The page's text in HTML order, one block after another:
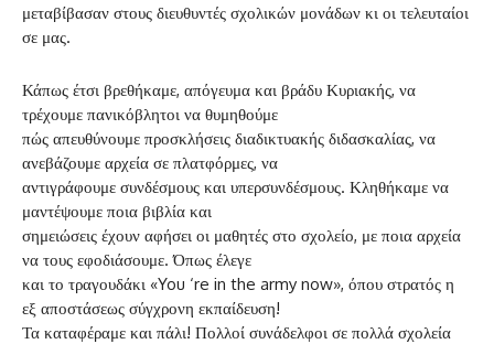
μεταβίβασαν στους διευθυντές σχολικών μονάδων κι οι τελευταίοι
σε μας.
Κάπως έτσι βρεθήκαμε, απόγευμα και βράδυ Κυριακής, να
τρέχουμε πανικόβλητοι να θυμηθούμε
πώς απευθύνουμε προσκλήσεις διαδικτυακής διδασκαλίας, να
ανεβάζουμε αρχεία σε πλατφόρμες, να
αντιγράφουμε συνδέσμους και υπερσυνδέσμους. Κληθήκαμε να
μαντέψουμε ποια βιβλία και
σημειώσεις έχουν αφήσει οι μαθητές στο σχολείο, με ποια αρχεία
να τους εφοδιάσουμε. Όπως έλεγε
και το τραγουδάκι «You ‘re in the army now», όπου στρατός η
εξ αποστάσεως σύγχρονη εκπαίδευση!
Τα καταφέραμε και πάλι! Πολλοί συνάδελφοι σε πολλά σχολεία